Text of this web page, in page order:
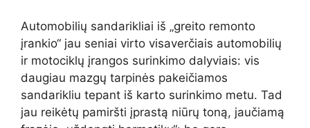
Automobilių sandarikliai iš „greito remonto
įrankio“ jau seniai virto visaverčiais automobilių
ir motociklų įrangos surinkimo dalyviais: vis
daugiau mazgų tarpinės pakeičiamos
sandarikliu tepant iš karto surinkimo metu. Tad
jau reikėtų pamiršti įprastą niūrų toną, jaučiamą